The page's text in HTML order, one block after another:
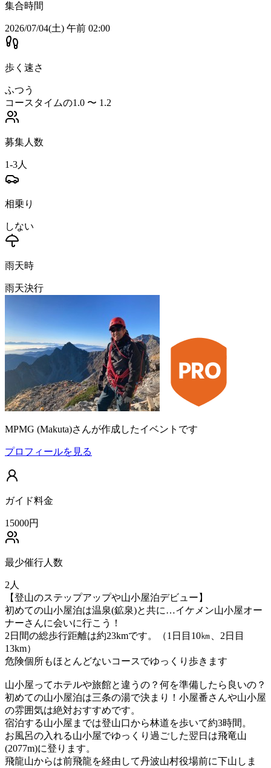
集合時間
2026/07/04(土) 午前 02:00
歩く速さ
ふつう
コースタイムの1.0 〜 1.2
募集人数
1-3人
相乗り
しない
雨天時
雨天決行
MPMG (Makuta)さんが作成したイベントです
プロフィールを見る
ガイド料金
15000円
最少催行人数
2人
【登山のステップアップや山小屋泊デビュー】
初めての山小屋泊は温泉(鉱泉)と共に…イケメン山小屋オー
ナーさんに会いに行こう！
2日間の総歩行距離は約23kmです。（1日目10㎞、2日目
13km）
危険個所もほとんどないコースでゆっくり歩きます
山小屋ってホテルや旅館と違うの？何を準備したら良いの？
初めての山小屋泊は三条の湯で決まり！小屋番さんや山小屋
の雰囲気は絶対おすすめです。
宿泊する山小屋までは登山口から林道を歩いて約3時間。
お風呂の入れる山小屋でゆっくり過ごした翌日は飛竜山
(2077m)に登ります。
飛龍山からは前飛龍を経由して丹波山村役場前に下山しま